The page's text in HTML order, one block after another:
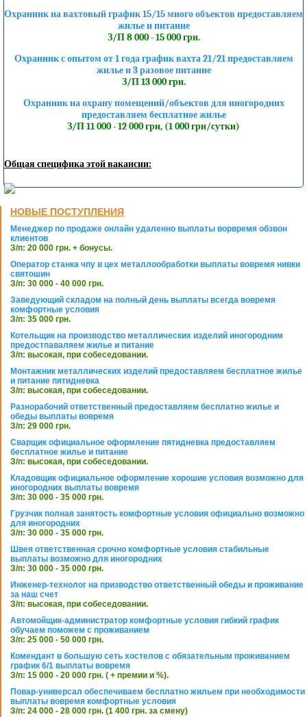
Охранник на вахтовый график 15/15 много объектов предоставляем
жилье и питание
З/П 8 000 - 15 000 грн.
Охранник с опытом от 1 года график вахта 21/21 предоставляем
жилье и 3 разовое питание
З/П 13 000 грн.
Охранник на охрану помещений/объектов для иногородних
предоставляем бесплатное жилье
З/П 11 000 - 12 000 грн, (1 000 грн/сутки)
Общая специфика этой вакансии:
НОВЫЕ ПОСТУПЛЕНИЯ
Менеджер по продаже онлайн удаленно выплаты ворвремя обзвон
клиентов
З/п: 20 000 грн. + бонусы.
Оператор станка чпу в цех металлообработки выплаты вовремя нивки
святошин
З/п: 30 000 - 40 000 грн.
Заведующий складом на полный день выплаты всегда вовремя
комфортные условия
З/п: 35 000 грн.
Котельщик на производство металлических изделий иногородним
предостпаваляем жилье и питание
З/п: высокая, при собеседовании.
Монтажник металлических изделий предоставляем бесплатное жилье
и питание пятидневка
З/п: высокая, при собеседовании.
Разнорабочий ответственный предоставляем бесплатно жилье и
обеды выплаты вовремя
З/п: 29 000 грн.
Сварщик официальное оформление пятидневка предоставляем
бесплатное жилье и питание
З/п: высокая, при собеседовании.
Кладовщик официальное оформление хорошие условия возможно для
иногородних выплаты вовремя
З/п: 30 000 - 35 000 грн.
Грузчик полная занятость комфортные условия официально возможно
для иногородних
З/п: 30 000 - 35 000 грн.
Швея ответственная срочно комфортные условия стабильные
выплаты возможно для иногородних
З/п: 30 000 - 35 000 грн.
Инженер-технолог на призводство ответственный обеды и проживание
за наш счет
З/п: высокая, при собеседовании.
Автомойщик-администратор комфортные условия гибкий график
обучаем поможем с проживанием
З/п: 25 000 - 50 000 грн.
Комендант в большую сеть хостелов с обязательным проживанием
график 6/1 выплаты вовремя
З/п: 15 000 - 20 000 грн. ( + премии и %).
Повар-универсал обеспечиваем бесплатно жильем при необходимости
выплаты вовремя комфортные условия
З/п: 24 000 - 28 000 грн. (1 400 грн. за смену)